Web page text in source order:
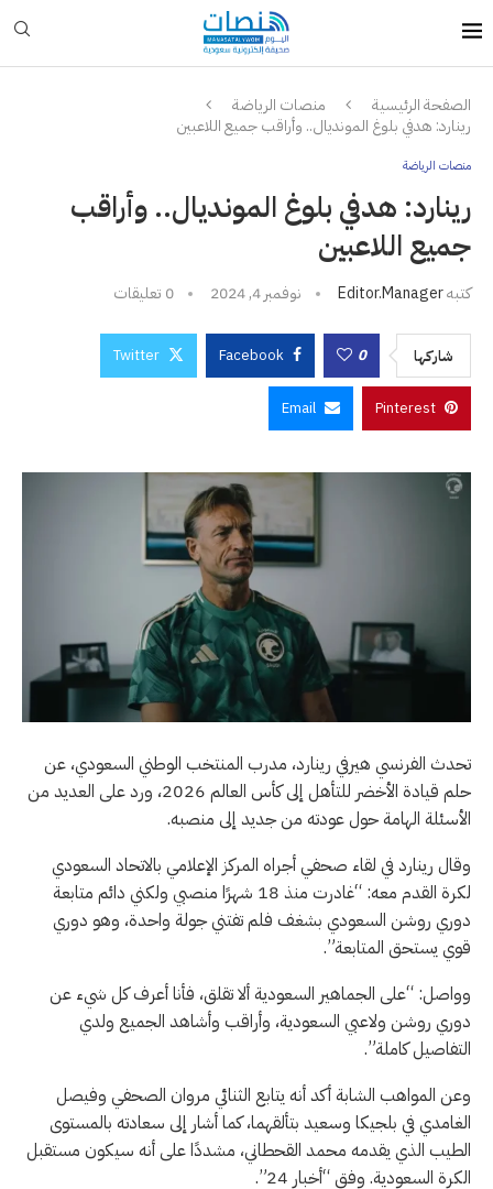
الصفحة الرئيسية
منصات الرياضة
رينارد: هدفي بلوغ المونديال.. وأراقب جميع اللاعبين
منصات الرياضة
رينارد: هدفي بلوغ المونديال.. وأراقب
جميع اللاعبين
كتبهEditor.manager نوفمبر 4, 2024 0 تعليقات
شاركها 0
Facebook
Twitter
Pinterest
Email
تحدث الفرنسي هيرفي رينارد، مدرب المنتخب الوطني السعودي، عن
حلم قيادة الأخضر للتأهل إلى كأس العالم 2026، ورد على العديد من
الأسئلة الهامة حول عودته من جديد إلى منصبه.
وقال رينارد في لقاء صحفي أجراه المركز الإعلامي بالاتحاد السعودي
لكرة القدم معه: “غادرت منذ 18 شهرًا منصبي ولكني دائم متابعة
دوري روشن السعودي بشغف فلم تفتني جولة واحدة، وهو دوري
قوي يستحق المتابعة”.
وواصل: “على الجماهير السعودية ألا تقلق، فأنا أعرف كل شيء عن
دوري روشن ولاعبي السعودية، وأراقب وأشاهد الجميع ولدي
التفاصيل كاملة”.
وعن المواهب الشابة أكد أنه يتابع الثنائي مروان الصحفي وفيصل
الغامدي في بلجيكا وسعيد بتألقهما، كما أشار إلى سعادته بالمستوى
الطيب الذي يقدمه محمد القحطاني، مشددًا على أنه سيكون مستقبل
الكرة السعودية. وفق “أخبار 24”.